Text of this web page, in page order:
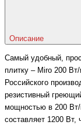
Описание
Самый удобный,
плитку – Miro 200
Российского
резистивный
мощностью в 200
составляет 1200 Вт,